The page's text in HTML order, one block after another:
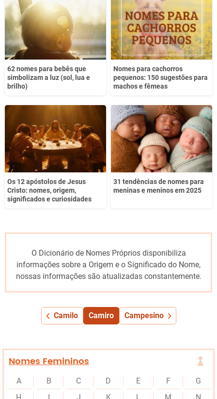
Outro
62 nomes para bebês que
simbolizam a luz (sol, lua e
brilho)
Nomes para cachorros
pequenos: 150 sugestões para
machos e fêmeas
Os 12 apóstolos de Jesus
Cristo: nomes, origem,
significados e curiosidades
31 tendências de nomes para
meninas e meninos em 2025
O Dicionário de Nomes Próprios disponibiliza
informações sobre a Origem e o Significado do Nome,
nossas informações são atualizadas constantemente.
Camilo Camiro Campesino
Nomes Femininos
A B C D E F
G